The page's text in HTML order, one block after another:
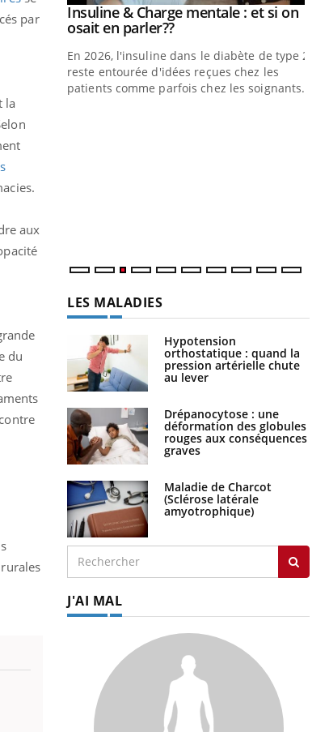
par
la
aux
du
pour Youtube
Insuline & Charge mentale : et si on
osait en parler??Youtube
En 2026, l'insuline dans le diabète de type 2
reste entourée d'idées reçues chez les
patients comme parfois chez les soignants.
LES MALADIES
Hypotension
orthostatique : quand la
pression artérielle chute
au lever
Drépanocytose : une
déformation des globules
rouges aux conséquences
graves
Maladie de Charcot
(Sclérose latérale
amyotrophique)
J'AI MAL